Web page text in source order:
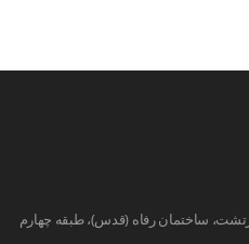
زرتشت، ساختمان رفاه (قدس)، طبقه چهارم